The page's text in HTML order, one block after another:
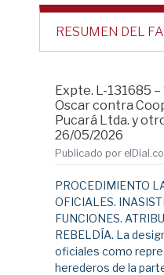
RESUMEN DEL
Expte. L-131685
Oscar contra
Pucará Ltda. y
26/05/2026
Publicado por
PROCEDIMIENTO
OFICIALES.
FUNCIONES.
REBELDÍA. La
oficiales como
herederos de la